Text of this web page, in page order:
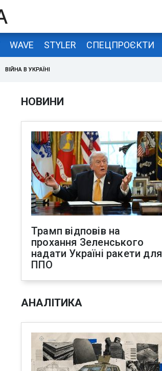
WAVE STYLER СПЕЦПРОЄКТИ
ВІЙНА В УКРАЇНІ
НОВИНИ
Трамп відповів на
прохання Зеленського
надати Україні ракети для
ППО
АНАЛІТИКА